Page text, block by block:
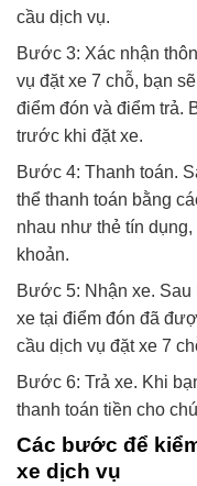
cầu dịch vụ.
Bước 3: Xác nhận
vụ đặt xe 7 chỗ, bạn
điểm đón và điểm trả.
trước khi đặt xe.
Bước 4: Thanh toán.
thể thanh toán bằng
nhau như thẻ tín
khoản.
Bước 5: Nhận xe.
xe tại điểm đón đã
cầu dịch vụ đặt xe 7
Bước 6: Trả xe. Khi
thanh toán tiền cho
Các bước để
xe dịch vụ